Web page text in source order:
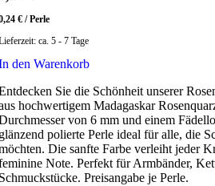
€ /Perle
ca. 5 - 7 Tage
den Warenkorb
Sie die Schönheit unserer
hochwertigem Madagaskar
von 6 mm und einem
polierte Perle ideal für alle, die
Die sanfte Farbe verleiht jeder
Note. Perfekt für Armbänder,
Preisangabe je Perle.